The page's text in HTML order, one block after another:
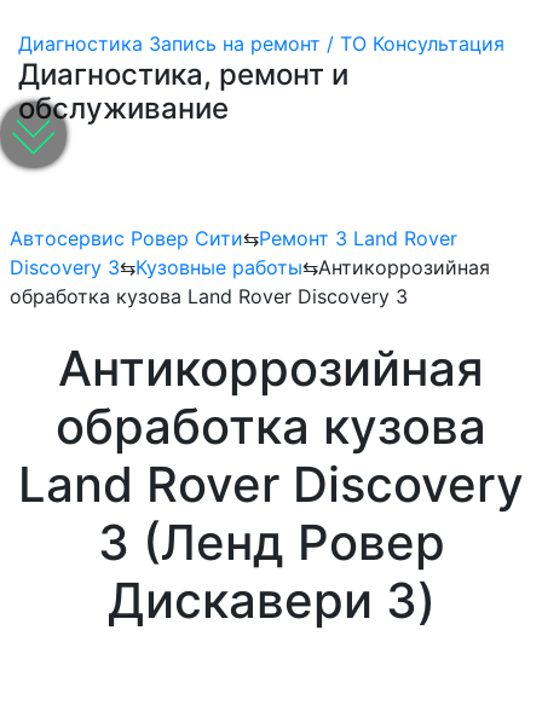
Диагностика Запись на ремонт / ТО Консультация
Диагностика, ремонт и
обслуживание
Автосервис Ровер Сити⇆Ремонт 3 Land Rover
Discovery 3⇆Кузовные работы⇆Антикоррозийная
обработка кузова Land Rover Discovery 3
Антикоррозийная
обработка кузова
Land Rover Discovery
3 (Ленд Ровер
Дискавери 3)